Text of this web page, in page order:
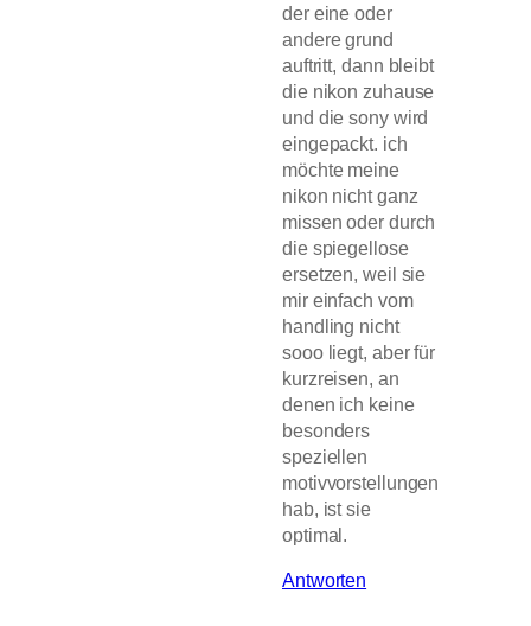
der eine oder
andere grund
auftritt, dann bleibt
die nikon zuhause
und die sony wird
eingepackt. ich
möchte meine
nikon nicht ganz
missen oder durch
die spiegellose
ersetzen, weil sie
mir einfach vom
handling nicht
sooo liegt, aber für
kurzreisen, an
denen ich keine
besonders
speziellen
motivvorstellungen
hab, ist sie
optimal.
Antworten